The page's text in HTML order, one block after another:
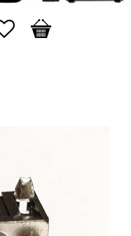
Favorites
Basket